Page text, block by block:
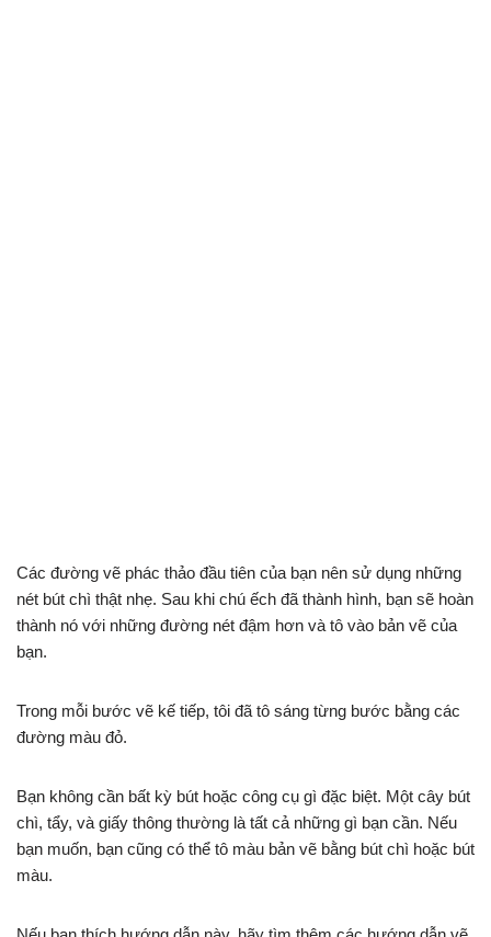
Các đường vẽ phác thảo đầu tiên của bạn nên sử dụng những
nét bút chì thật nhẹ. Sau khi chú ếch đã thành hình, bạn sẽ hoàn
thành nó với những đường nét đậm hơn và tô vào bản vẽ của
bạn.
Trong mỗi bước vẽ kế tiếp, tôi đã tô sáng từng bước bằng các
đường màu đỏ.
Bạn không cần bất kỳ bút hoặc công cụ gì đặc biệt. Một cây bút
chì, tẩy, và giấy thông thường là tất cả những gì bạn cần. Nếu
bạn muốn, bạn cũng có thể tô màu bản vẽ bằng bút chì hoặc bút
màu.